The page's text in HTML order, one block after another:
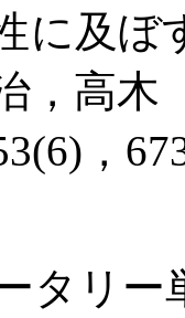
に及ぼ
，高
，
タリー